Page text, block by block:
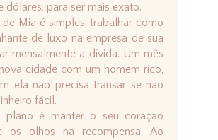
dólares, para ser mais exato.
de Mia é simples: trabalhar como
de luxo na empresa de sua
mensalmente a dívida. Um mês
cidade com um homem rico,
ela não precisa transar se não
fácil.
plano é manter o seu coração
os olhos na recompensa. Ao